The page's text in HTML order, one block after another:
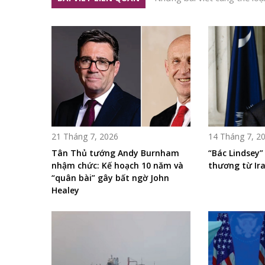
21 Tháng 7, 2026
Tân Thủ tướng Andy Burnham
nhậm chức: Kế hoạch 10 năm và
“quân bài” gây bất ngờ John
Healey
14 Tháng 7,
“Bác
thương từ